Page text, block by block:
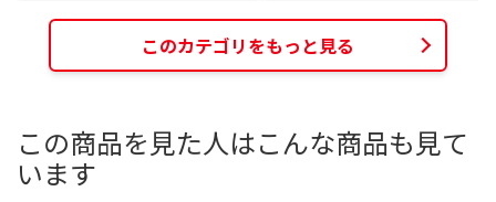
このカテゴリをもっと見る
この商品を見た人はこんな商品も見て
います